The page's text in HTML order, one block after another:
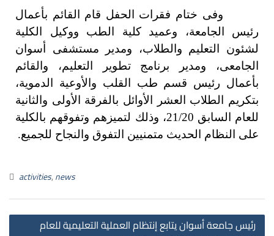
وفى ختام فقرات الحفل قام القائم بأعمال
رئيس الجامعة، وعميد كلية الطب ووكيل الكلية
لشئون التعليم والطلاب، ومدير مستشفى أسوان
الجامعى، ومدير برنامج تطوير التعليم، والقائم
بأعمال رئيس قسم طب القلب والأوعية الدموية،
بتكريم الطلاب العشر الأوائل بالفرقة الأولى والثانية
للعام السابق 21/20، وذلك لتميزهم وتفوقهم بالكلية
على النظام الحديث متمنيين التفوق والنجاح للجميع.
activities,news
رئيس جامعة أسوان يتابع إنتظام العملية التعليمية للعام